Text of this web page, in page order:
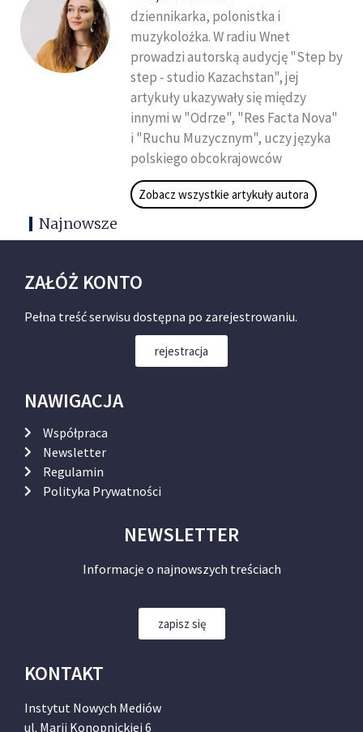
dziennikarka, polonistka i
muzykolożka. W radiu Wnet
prowadzi autorską audycję "Step by
step - studio Kazachstan", jej
artykuły ukazywały się między
innymi w "Odrze", "Res Facta Nova"
i "Ruchu Muzycznym", uczy języka
polskiego obcokrajowców
Zobacz wszystkie artykuły autora
Najnowsze
ZAŁÓŻ KONTO
Pełna treść serwisu dostępna po zarejestrowaniu.
rejestracja
NAWIGACJA
Współpraca
Newsletter
Regulamin
Polityka Prywatności
NEWSLETTER
Informacje o najnowszych treściach
zapisz się
KONTAKT
Instytut Nowych Mediów
ul. Marii Konopnickiej 6